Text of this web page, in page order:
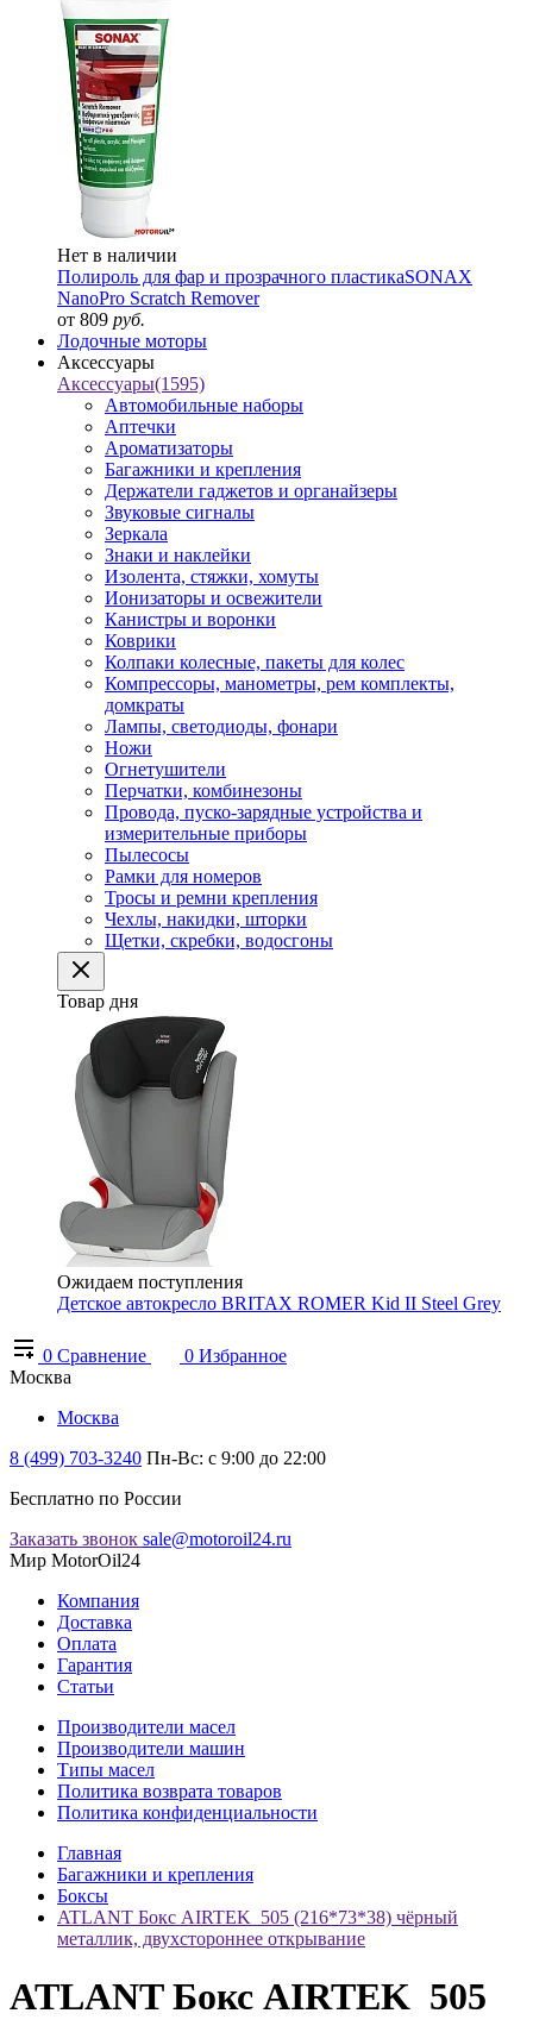
Нет в наличии
Полироль для фар и прозрачного пластикаSONAX
NanoPro Scratch Remover
от 809 руб.
Лодочные моторы
Аксессуары
Аксессуары(1595)
Автомобильные наборы
Аптечки
Ароматизаторы
Багажники и крепления
Держатели гаджетов и органайзеры
Звуковые сигналы
Зеркала
Знаки и наклейки
Изолента, стяжки, хомуты
Ионизаторы и освежители
Канистры и воронки
Коврики
Колпаки колесные, пакеты для колес
Компрессоры, манометры, рем комплекты,
домкраты
Лампы, светодиоды, фонари
Ножи
Огнетушители
Перчатки, комбинезоны
Провода, пуско-зарядные устройства и
измерительные приборы
Пылесосы
Рамки для номеров
Тросы и ремни крепления
Чехлы, накидки, шторки
Щетки, скребки, водосгоны
Товар дня
Ожидаем поступления
Детское автокресло BRITAX ROMER Kid II Steel Grey
0 Сравнение 0 Избранное
Москва
Москва
8 (499) 703-3240 Пн-Вс: с 9:00 до 22:00
Бесплатно по России
Заказать звонок sale@motoroil24.ru
Мир MotorOil24
Компания
Доставка
Оплата
Гарантия
Статьи
Производители масел
Производители машин
Типы масел
Политика возврата товаров
Политика конфиденциальности
Главная
Багажники и крепления
Боксы
ATLANT Бокс AIRTEK 505 (216*73*38) чёрный
металлик, двухстороннее открывание
ATLANT Бокс AIRTEK 505